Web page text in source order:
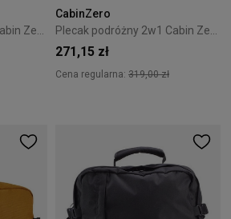
CabinZero
271,15 zł
Cena regularna: 319,00 zł